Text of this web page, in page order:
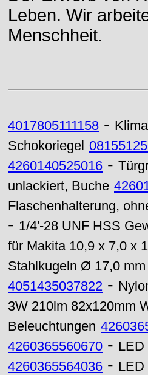
Leben. Wir
Menschheit.
4017805111158 -
Schokoriegel
4260140525016 -
unlackiert, Buche
Flaschenhalterung,
- 1/4'-28 UNF HSS
für Makita 10,9 x 7,0 x
Stahlkugeln Ø 17,0 mm
4051435037822 -
3W 210lm 82x120mm
Beleuchtungen
4260365560670 - LED
4260365564036 - LED